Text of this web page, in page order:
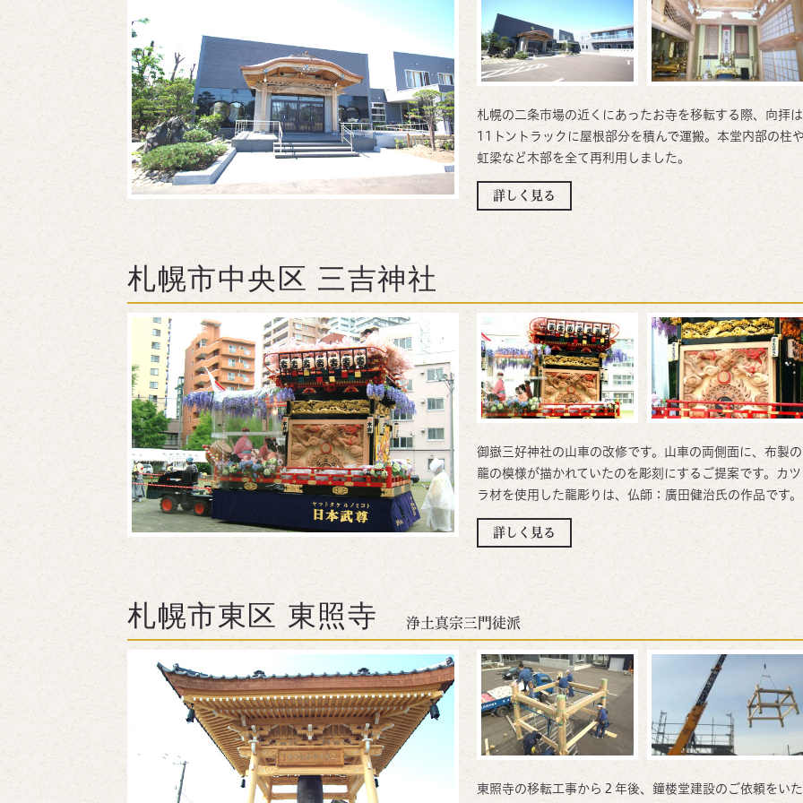
札幌の二条市場の近くにあったお寺を移転する際、向拝は
11トントラックに屋根部分を積んで運搬。本堂内部の柱
虹梁など木部を全て再利用しました。
詳しく見る
札幌市中央区 三吉神社
御嶽三好神社の山車の改修です。山車の両側面に、布製の
龍の模様が描かれていたのを彫刻にするご提案です。カツ
ラ材を使用した龍彫りは、仏師：廣田健治氏の作品です。
詳しく見る
札幌市東区 東照寺 浄土真宗三門徒派
東照寺の移転工事から２年後、鐘楼堂建設のご依頼をいた